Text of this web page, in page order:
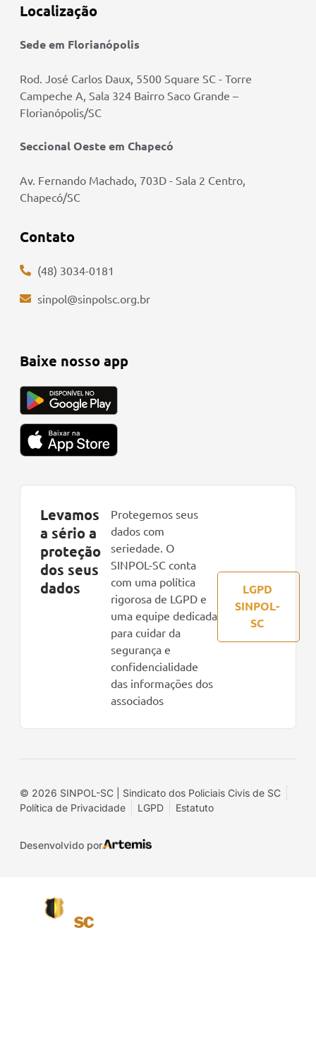
Localização
Sede em Florianópolis
Rod. José Carlos Daux, 5500 Square SC - Torre
Campeche A, Sala 324 Bairro Saco Grande –
Florianópolis/SC
Seccional Oeste em Chapecó
Av. Fernando Machado, 703D - Sala 2 Centro,
Chapecó/SC
Contato
(48) 3034-0181
sinpol@sinpolsc.org.br
Baixe nosso app
Levamos
a sério a
proteção
dos seus
dados
Protegemos seus
dados com
seriedade. O
SINPOL-SC conta
com uma política
rigorosa de LGPD e
uma equipe dedicada
para cuidar da
segurança e
confidencialidade
das informações dos
associados
LGPD
SINPOL-
SC
© 2026 SINPOL-SC | Sindicato dos Policiais Civis de SC
Política de Privacidade
LGPD Estatuto
Desenvolvido por